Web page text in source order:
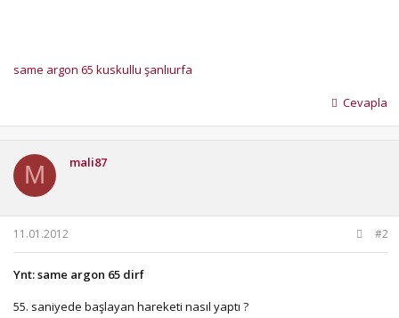
same argon 65 kuskullu şanlıurfa
Cevapla
M mali87
11.01.2012 #2
Ynt: same argon 65 dirf
55. saniyede başlayan hareketi nasıl yaptı ?